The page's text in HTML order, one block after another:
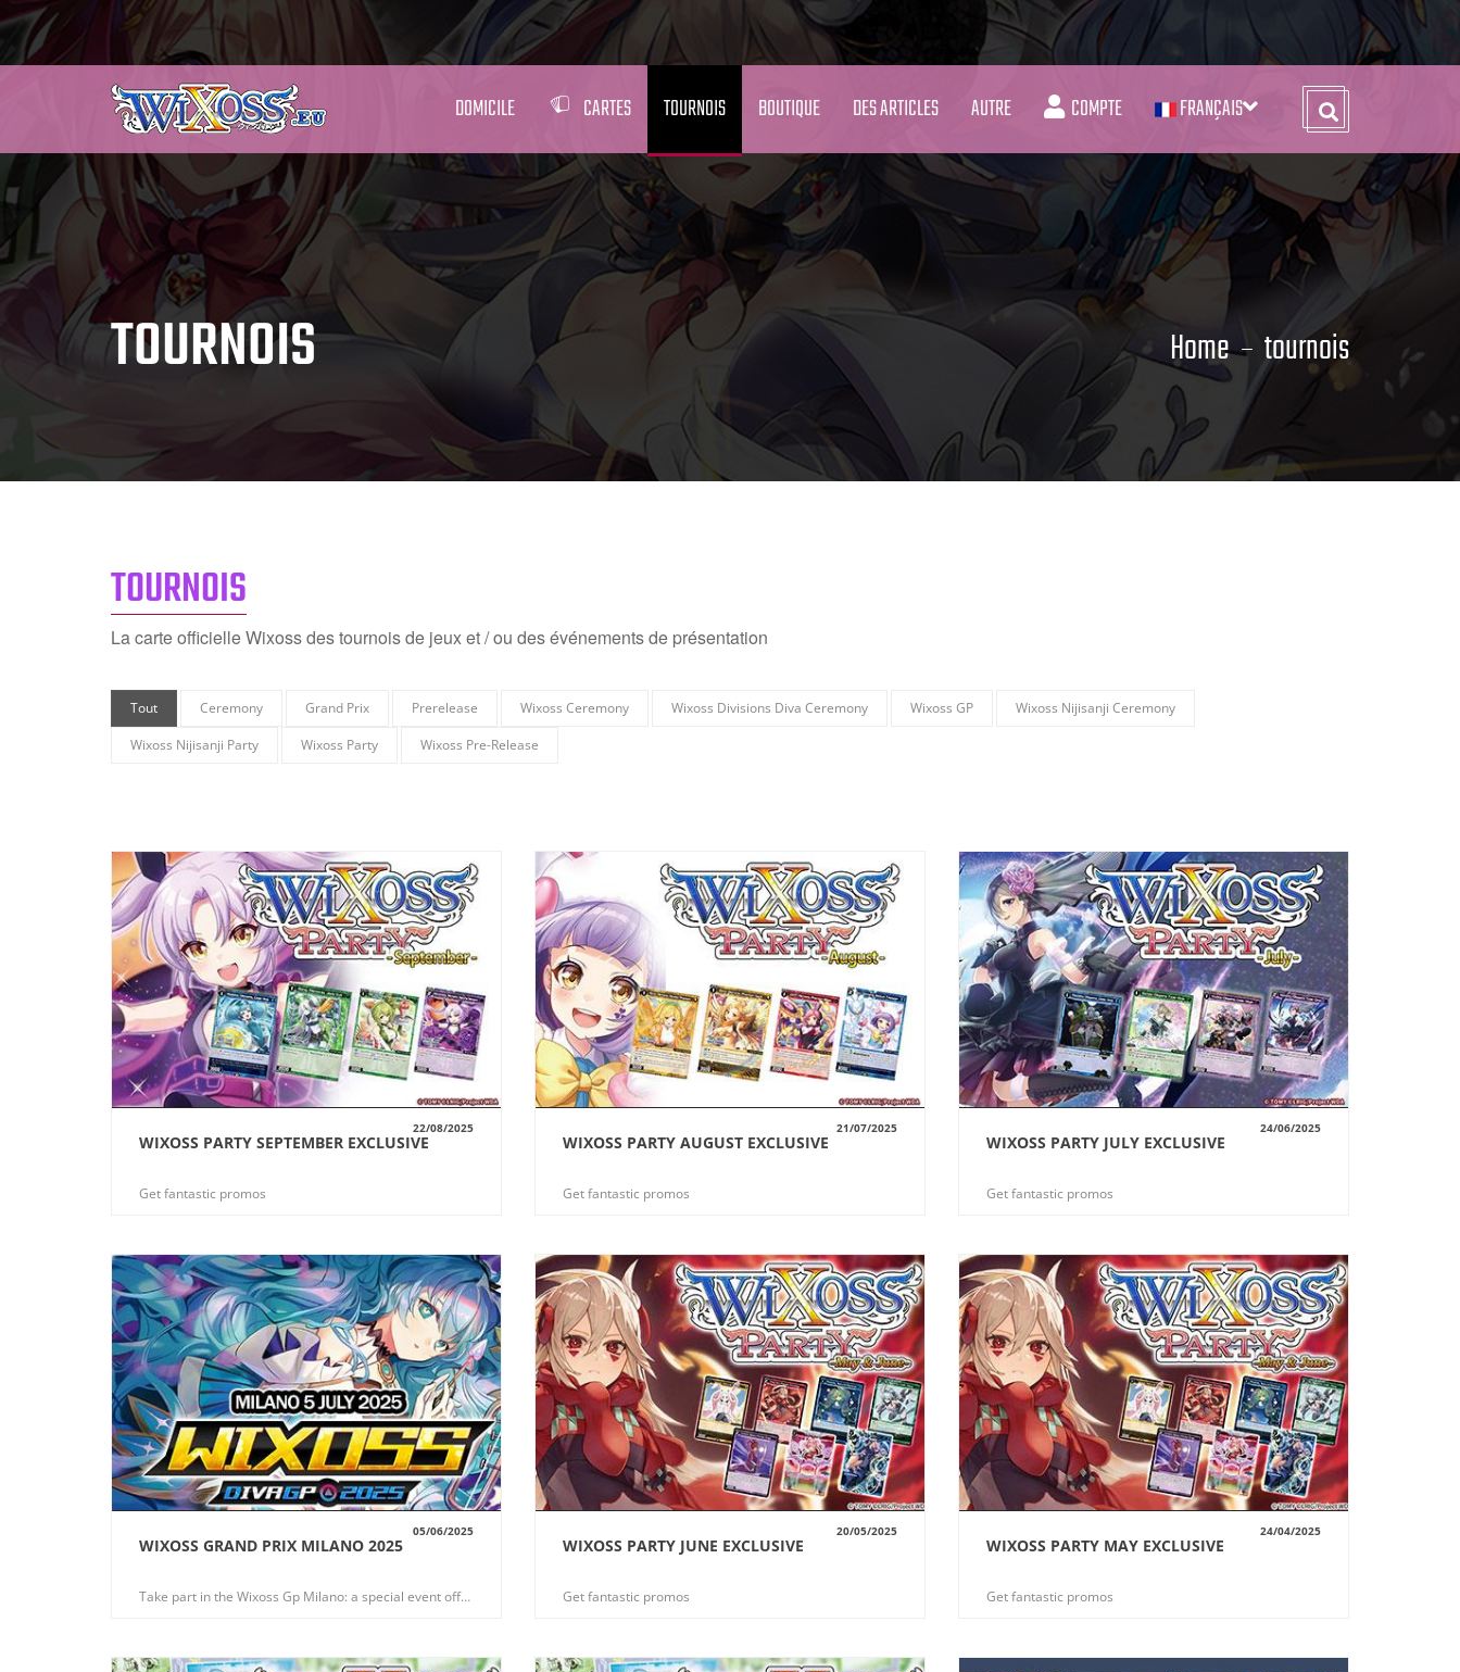
DOMICILE CARTES TOURNOIS BOUTIQUE DES ARTICLES AUTRE COMPTE FRANÇAIS
TOURNOIS Home tournois
TOURNOIS
La carte officielle Wixoss des tournois de jeux et / ou des événements de présentation
Tout Ceremony Grand Prix Prerelease Wixoss Ceremony Wixoss Divisions Diva Ceremony Wixoss GP
Wixoss Nijisanji Ceremony
Wixoss Nijisanji Party
Wixoss Party Wixoss Pre-Release
VUE
22/08/2025
WIXOSS PARTY SEPTEMBER EXCLUSIVE
Get fantastic promos
VUE
21/07/2025
WIXOSS PARTY AUGUST EXCLUSIVE
Get fantastic promos
VUE
24/06/2025
WIXOSS PARTY JULY EXCLUSIVE
Get fantastic promos
VUE
05/06/2025
WIXOSS GRAND PRIX MILANO 2025
Take part in the Wixoss Gp Milano: a special event offering new exclusive prizes!
VUE
20/05/2025
WIXOSS PARTY JUNE EXCLUSIVE
Get fantastic promos
VUE
24/04/2025
WIXOSS PARTY MAY EXCLUSIVE
Get fantastic promos